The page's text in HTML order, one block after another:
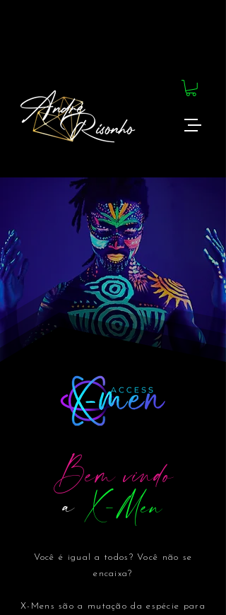
Bem vindo
a X-Men
Você é igual a todos? Você não se
encaixa?
X-Mens são a mutação da espécie para